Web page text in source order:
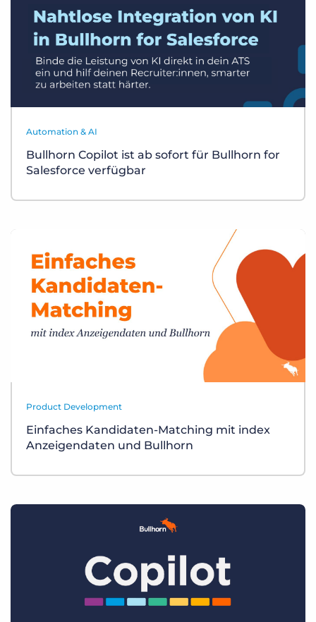
Automation & AI
Bullhorn Copilot ist ab sofort für Bullhorn for
Salesforce verfügbar
Product Development
Einfaches Kandidaten-Matching mit index
Anzeigendaten und Bullhorn